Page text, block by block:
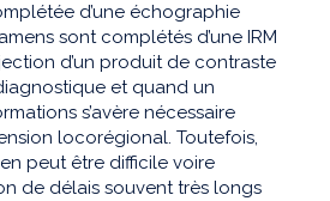
d’une échographie
sont complétés d’une IRM
d’un produit de contraste
et quand un
s’avère nécessaire
locorégional. Toutefois,
peut être difficile voire
de délais souvent très longs